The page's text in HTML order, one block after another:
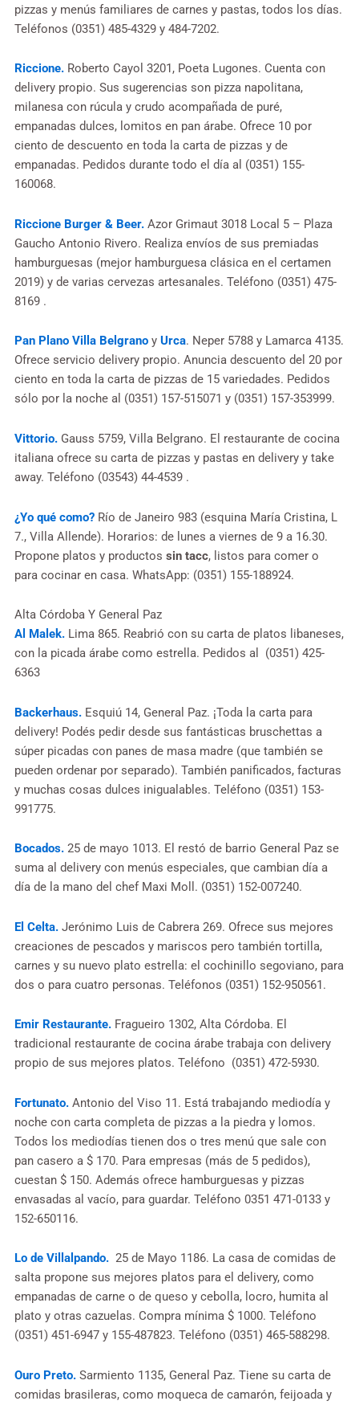
pizzas y menús familiares de carnes y pastas, todos los días.
Teléfonos (0351) 485-4329 y 484-7202.
Riccione. Roberto Cayol 3201, Poeta Lugones. Cuenta con
delivery propio. Sus sugerencias son pizza napolitana,
milanesa con rúcula y crudo acompañada de puré,
empanadas dulces, lomitos en pan árabe. Ofrece 10 por
ciento de descuento en toda la carta de pizzas y de
empanadas. Pedidos durante todo el día al (0351) 155-
160068.
Riccione Burger & Beer. Azor Grimaut 3018 Local 5 – Plaza
Gaucho Antonio Rivero. Realiza envíos de sus premiadas
hamburguesas (mejor hamburguesa clásica en el certamen
2019) y de varias cervezas artesanales. Teléfono (0351) 475-
8169 .
Pan Plano Villa Belgrano y Urca. Neper 5788 y Lamarca 4135.
Ofrece servicio delivery propio. Anuncia descuento del 20 por
ciento en toda la carta de pizzas de 15 variedades. Pedidos
sólo por la noche al (0351) 157-515071 y (0351) 157-353999.
Vittorio. Gauss 5759, Villa Belgrano. El restaurante de cocina
italiana ofrece su carta de pizzas y pastas en delivery y take
away. Teléfono (03543) 44-4539 .
¿Yo qué como? Río de Janeiro 983 (esquina María Cristina, L
7., Villa Allende). Horarios: de lunes a viernes de 9 a 16.30.
Propone platos y productos sin tacc, listos para comer o
para cocinar en casa. WhatsApp: (0351) 155-188924.
Alta Córdoba Y General Paz
Al Malek. Lima 865. Reabrió con su carta de platos libaneses,
con la picada árabe como estrella. Pedidos al (0351) 425-
6363
Backerhaus. Esquiú 14, General Paz. ¡Toda la carta para
delivery! Podés pedir desde sus fantásticas bruschettas a
súper picadas con panes de masa madre (que también se
pueden ordenar por separado). También panificados, facturas
y muchas cosas dulces inigualables. Teléfono (0351) 153-
991775.
Bocados. 25 de mayo 1013. El restó de barrio General Paz se
suma al delivery con menús especiales, que cambian día a
día de la mano del chef Maxi Moll. (0351) 152-007240.
El Celta. Jerónimo Luis de Cabrera 269. Ofrece sus mejores
creaciones de pescados y mariscos pero también tortilla,
carnes y su nuevo plato estrella: el cochinillo segoviano, para
dos o para cuatro personas. Teléfonos (0351) 152-950561.
Emir Restaurante. Fragueiro 1302, Alta Córdoba. El
tradicional restaurante de cocina árabe trabaja con delivery
propio de sus mejores platos. Teléfono (0351) 472-5930.
Fortunato. Antonio del Viso 11. Está trabajando mediodía y
noche con carta completa de pizzas a la piedra y lomos.
Todos los mediodías tienen dos o tres menú que sale con
pan casero a $ 170. Para empresas (más de 5 pedidos),
cuestan $ 150. Además ofrece hamburguesas y pizzas
envasadas al vacío, para guardar. Teléfono 0351 471-0133 y
152-650116.
Lo de Villalpando. 25 de Mayo 1186. La casa de comidas de
salta propone sus mejores platos para el delivery, como
empanadas de carne o de queso y cebolla, locro, humita al
plato y otras cazuelas. Compra mínima $ 1000. Teléfono
(0351) 451-6947 y 155-487823. Teléfono (0351) 465-588298.
Ouro Preto. Sarmiento 1135, General Paz. Tiene su carta de
comidas brasileras, como moqueca de camarón, feijoada y